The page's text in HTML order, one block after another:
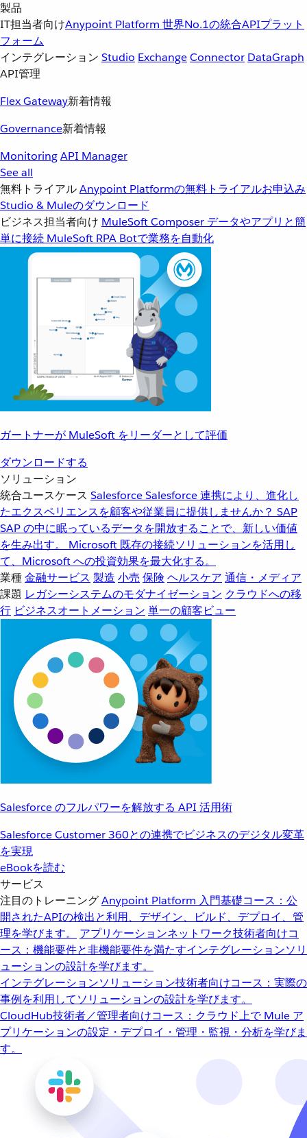
製品
IT担当者向けAnypoint Platform 世界No.1の統合APIプラット
フォーム
インテグレーション Studio ExchangeConnector DataGraph
API管理
Flex Gateway新着情報
Governance新着情報
MonitoringAPI Manager
See all
無料トライアルAnypoint Platformの無料トライアルお申込み
Studio & Muleのダウンロード
ビジネス担当者向け MuleSoft Composer データやアプリと簡
単に接続 MuleSoft RPA Botで業務を自動化
ガートナーが MuleSoft をリーダーとして評価
ダウンロードする
ソリューション
統合ユースケース SalesforceSalesforce 連携により、進化し
たエクスペリエンスを顧客や従業員に提供しませんか？ SAP
SAP の中に眠っているデータを開放することで、新しい価値
を生み出す。
Microsoft 既存の接続ソリューションを活用し
て、Microsoft への投資効果を最大化する。
業種金融サービス 製造 小売 保険 ヘルスケア 通信・メディア
課題 レガシーシステムのモダナイゼーション クラウドへの移
行 ビジネスオートメーション 単一の顧客ビュー
Salesforce のフルパワーを解放する API 活用術
Salesforce Customer 360との連携でビジネスのデジタル変革
を実現
eBookを読む
サービス
注目のトレーニングAnypoint Platform 入門基礎コース：公
開されたAPIの検出と利用、デザイン、ビルド、デプロイ、管
理を学びます。
アプリケーションネットワーク技術者向けコ
ース：機能要件と非機能要件を満たすインテグレーションソリ
ューションの設計を学びます。
インテグレーションソリューション技術者向けコース：実際の
事例を利用してソリューションの設計を学びます。
CloudHub技術者／管理者向けコース：クラウド上で Mule ア
プリケーションの設定・デプロイ・管理・監視・分析を学びま
す。